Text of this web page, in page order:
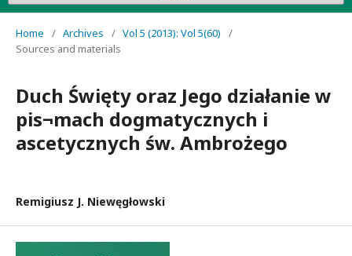
Home / Archives / Vol 5 (2013): Vol 5(60)
/
Sources and materials
Duch Święty oraz Jego działanie w
pis¬mach dogmatycznych i
ascetycznych św. Ambrożego
Remigiusz J. Niewęgłowski